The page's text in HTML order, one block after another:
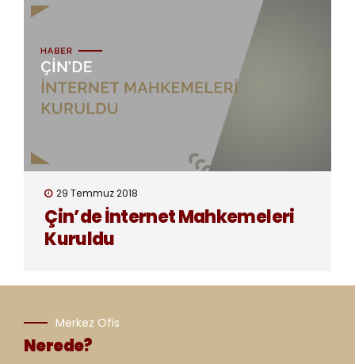
29 Temmuz 2018
Çin’de İnternet Mahkemeleri
Kuruldu
Merkez Ofis
Nerede?